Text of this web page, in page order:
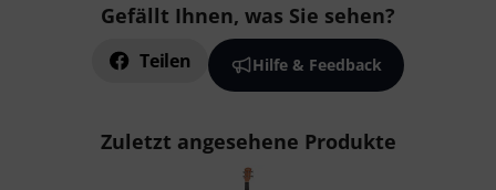
Gefällt Ihnen, was Sie sehen?
Teilen Hilfe & Feedback
Zuletzt angesehene Produkte